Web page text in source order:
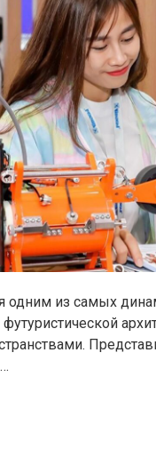
одним из самых
футуристической